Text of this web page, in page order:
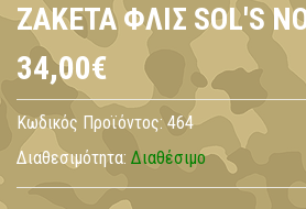
ΖΑΚΈΤΑ ΦΛΙΣ SOL'S
34,00€
Κωδικός Προϊόντος: 464
Διαθεσιμότητα: Διαθέσιμο